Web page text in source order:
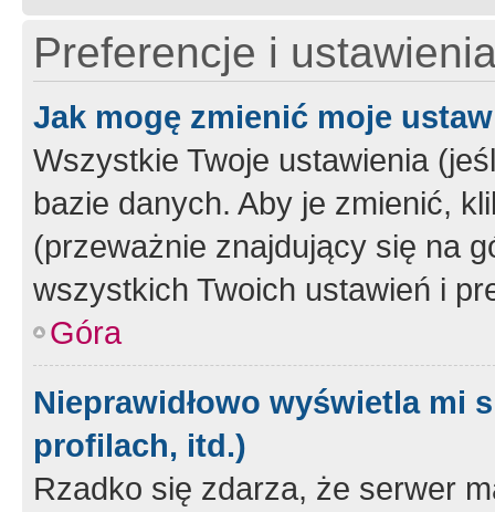
Preferencje i
Jak mogę zmienić moje
Wszystkie Twoje ustawienia
bazie danych. Aby je zmienić,
(przeważnie znajdujący się na
wszystkich Twoich ustawień i
Góra
Nieprawidłowo wyświetla mi
profilach, itd.)
Rzadko się zdarza, że serwer